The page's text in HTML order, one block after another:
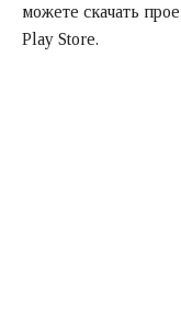
можете скачать
Play Store.